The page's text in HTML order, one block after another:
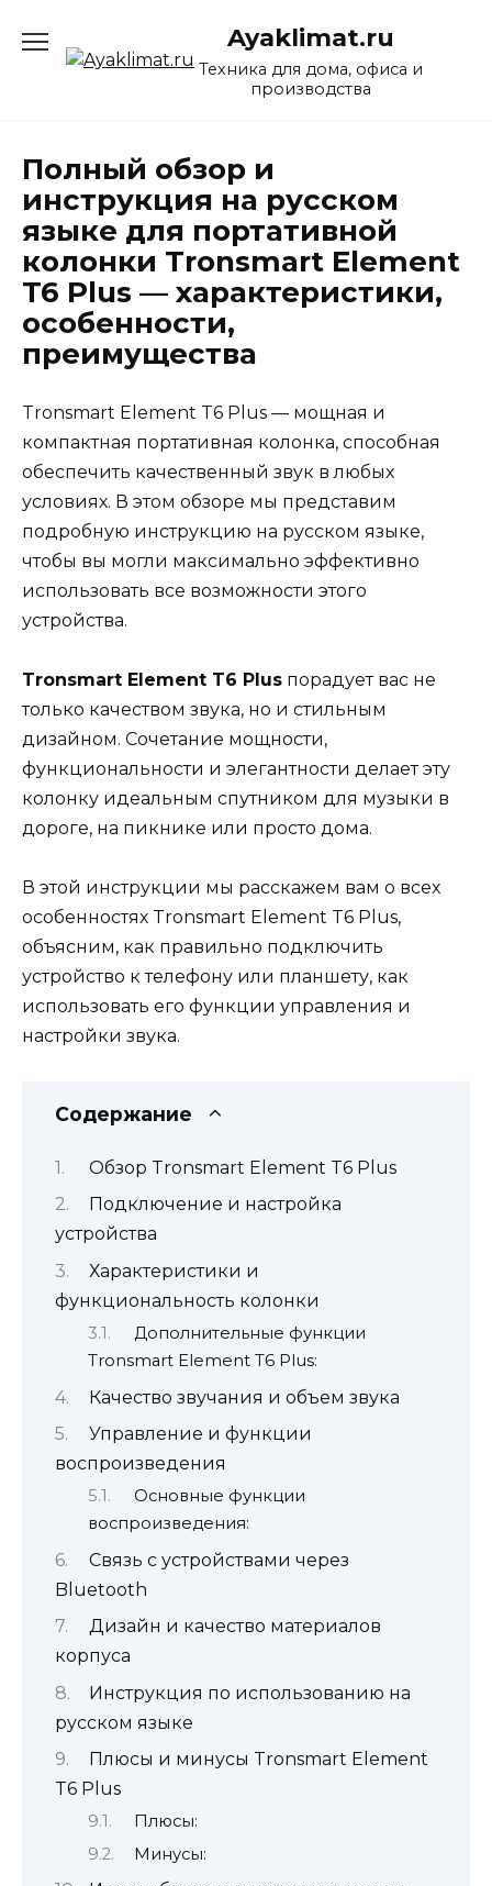
содержанию
Ayaklimat.ru
Техника для дома, офиса и
производства
Полный обзор и
инструкция на русском
языке для портативной
колонки Tronsmart Element
T6 Plus — характеристики,
особенности,
преимущества
Tronsmart Element T6 Plus — мощная и
компактная портативная колонка, способная
обеспечить качественный звук в любых
условиях. В этом обзоре мы представим
подробную инструкцию на русском языке,
чтобы вы могли максимально эффективно
использовать все возможности этого
устройства.
Tronsmart Element T6 Plus порадует вас не
только качеством звука, но и стильным
дизайном. Сочетание мощности,
функциональности и элегантности делает эту
колонку идеальным спутником для музыки в
дороге, на пикнике или просто дома.
В этой инструкции мы расскажем вам о всех
особенностях Tronsmart Element T6 Plus,
объясним, как правильно подключить
устройство к телефону или планшету, как
использовать его функции управления и
настройки звука.
Содержание
Обзор Tronsmart Element T6 Plus
Подключение и настройка
устройства
Характеристики и
функциональность колонки
Дополнительные функции
Tronsmart Element T6 Plus:
Качество звучания и объем звука
Управление и функции
воспроизведения
Основные функции
воспроизведения:
Связь с устройствами через
Bluetooth
Дизайн и качество материалов
корпуса
Инструкция по использованию на
русском языке
Плюсы и минусы Tronsmart Element
T6 Plus
Плюсы:
Минусы: